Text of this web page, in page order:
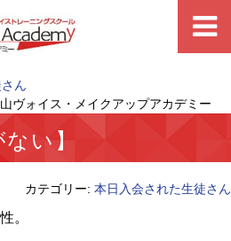
ん
ヴォイス・メイクアップアカデミー
い】
カテゴリー: 本日入会された生徒さん
。